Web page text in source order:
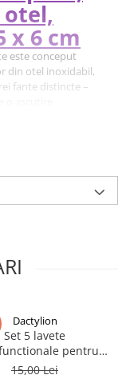
otel,
x 6 cm
este conceput
din otel inoxidabil,
fante distincte –
la finisare precisa,
pregatite pentru
Dactylion
Set 5 lavete
pentru
strat dublu,
15,00 Lei